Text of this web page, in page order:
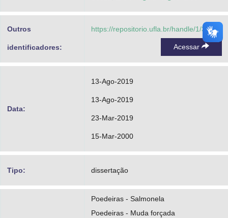
Outros
identificadores:
https://repositorio.ufla.br/handle/1/36153
Acessar
Data:
13-Ago-2019
13-Ago-2019
23-Mar-2019
15-Mar-2000
Tipo: dissertação
Poedeiras - Salmonela
Poedeiras - Muda forçada